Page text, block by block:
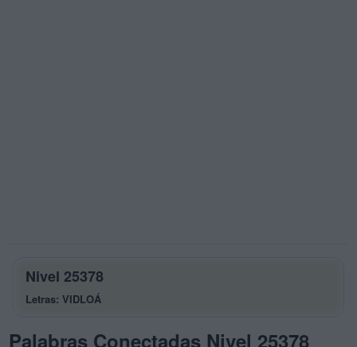
Nivel 25378
Letras: VIDLOÁ
Palabras Conectadas Nivel 25378